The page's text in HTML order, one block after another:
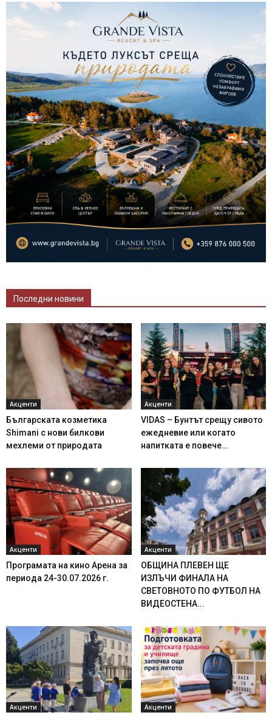
Последни новини
Акценти
Българската козметика
Shimani с нови билкови
мехлеми от природата
Акценти
VIDAS – Бунтът срещу сивото
ежедневие или когато
напитката е повече...
Акценти
Програмата на кино Арена за
периода 24-30.07.2026 г.
Акценти
ОБЩИНА ПЛЕВЕН ЩЕ
ИЗЛЪЧИ ФИНАЛА НА
СВЕТОВНОТО ПО ФУТБОЛ НА
ВИДЕОСТЕНА...
Акценти Акценти